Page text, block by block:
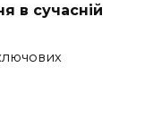
в сучасній